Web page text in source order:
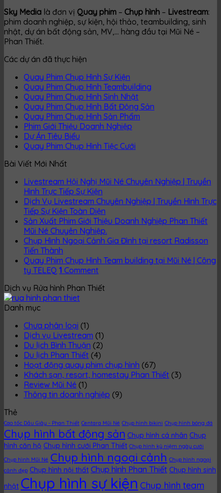
Sky Media là đơn vị Quay phim – Chụp hình – Livestream:
phim doanh nghiệp, sự kiện, hội thảo, teambuilding, sinh
nhật, dự án bất động sản, MV,… hàng đầu tại Mũi Né –
Phan Thiết.
Các dự án đã thực hiện
Quay Phim Chụp Hình Sự Kiện
Quay Phim Chụp Hình Teambuilding
Quay Phim Chụp Hình Sinh Nhật
Quay Phim Chụp Hình Bất Động Sản
Quay Phim Chụp Hình Sản Phẩm
Phim Giới Thiệu Doanh Nghiệp
Dự Án Tiêu Biểu
Quay Phim Chụp Hình Tiệc Cưới
Bài Viết Mới Nhất
Livestream Hội Nghị Mũi Né Chuyên Nghiệp | Truyền
Hình Trực Tiếp Sự Kiện
Dịch Vụ Livestream Chuyên Nghiệp | Truyền Hình Trực
Tiếp Sự Kiện Toàn Diện
Sản Xuất Phim Giới Thiệu Doanh Nghiệp Phan Thiết
Mũi Né Chuyên Nghiệp.
Chụp Hình Ngoại Cảnh Gia Đình tại resort Radisson
Tiến Thành
Quay Phim Chụp Hình Team building tại Mũi Né | Công
ty TELEQ 1 Comment
Dịch vụ Rửa hình Phan Thiết
Danh mục
Chưa phân loại (1)
Dịch vụ Livestream (1)
Du lịch Bình Thuận (2)
Du lịch Phan Thiết (4)
Hoạt động quay phim chụp hình (67)
Khách sạn, resort, homestay Phan Thiết (3)
Review Mũi Né (1)
Thông tin doanh nghiệp (9)
Thẻ
Cao tốc Dầu Giây - Phan Thiết Centara Mũi Né Chụp hình bikini Chụp hình bóng đá
Chụp hình bất động sản Chụp hình cá nhân Chụp
hình căn hộ Chụp hình cưới Phan Thiết Chụp hình kỷ niệm ngày cưới
Chụp hình Mũi Né Chụp hình ngoại cảnh Chụp hình ngoại
cảnh đẹp Chụp hình nội thất Chụp hình Phan Thiết Chụp hình sinh
nhật Chụp hình sự kiện Chụp hình team